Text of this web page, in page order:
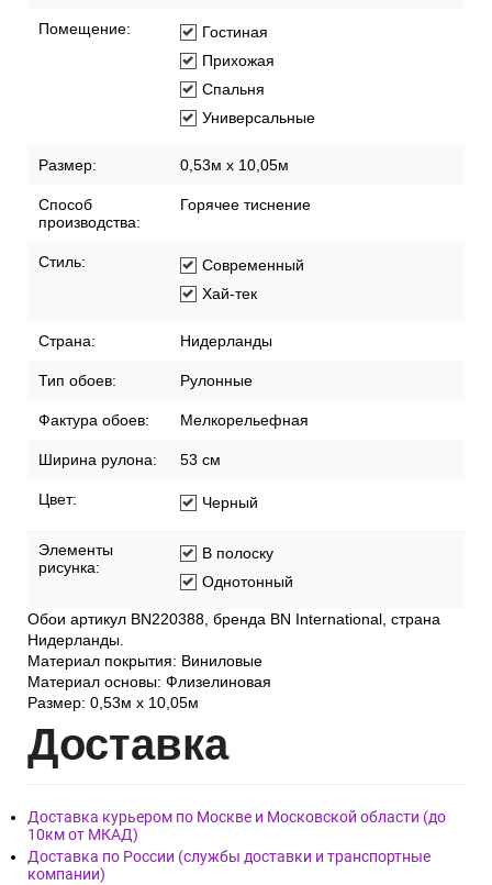
Помещение:
Гостиная
Прихожая
Спальня
Универсальные
Размер: 0,53м x 10,05м
Способ
производства:
Горячее тиснение
Стиль:
Современный
Хай-тек
Страна: Нидерланды
Тип обоев: Рулонные
Фактура обоев: Мелкорельефная
Ширина рулона: 53 см
Цвет: Черный
Элементы
рисунка:
В полоску
Однотонный
Обои артикул BN220388, бренда BN International, страна
Нидерланды.
Материал покрытия: Виниловые
Материал основы: Флизелиновая
Размер: 0,53м x 10,05м
Доставка
Доставка курьером по Москве и Московской области (до
10км от МКАД)
Доставка по России (службы доставки и транспортные
компании)